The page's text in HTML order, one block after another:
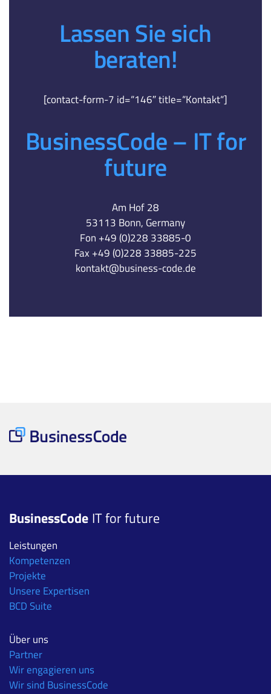
Lassen Sie sich
beraten!
[contact-form-7 id=“146″ title=“Kontakt“]
BusinessCode – IT for
future
Am Hof 28
53113 Bonn, Germany
Fon +49 (0)228 33885-0
Fax +49 (0)228 33885-225
kontakt@business-code.de
BusinessCode IT for future
Leistungen
Kompetenzen
Projekte
Unsere Expertisen
BCD Suite
Über uns
Partner
Wir engagieren uns
Wir sind BusinessCode